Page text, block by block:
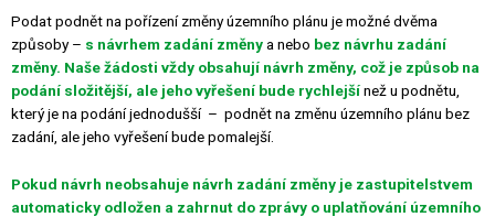
Podat podnět na pořízení změny územního plánu je možné dvěma
způsoby – s návrhem zadání změnya nebo bez návrhu zadání
změny. Naše žádosti vždy obsahují návrh změny, což je způsob na
podání složitější, ale jeho vyřešení bude rychlejšínež u podnětu,
který je na podání jednodušší – podnět na změnu územního plánu bez
zadání, ale jeho vyřešení bude pomalejší.
Pokud návrh neobsahuje návrh zadání změny je zastupitelstvem
automaticky odložen a zahrnut do zprávy o uplatňování územního